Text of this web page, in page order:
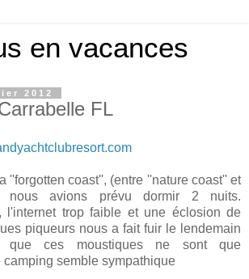
en vacances
2012
FL
''forgotten coast'', (entre ''nature coast'' et
nous avions prévu dormir 2 nuits.
l'internet trop faible et une éclosion de
piqueurs nous a fait fuir le lendemain
que ces moustiques ne sont que
camping semble sympathique